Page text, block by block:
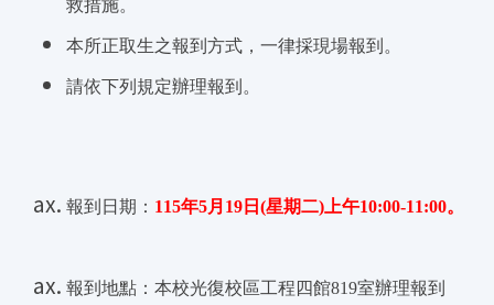
救措施。
本所正取生之報到方式，一律採現場報到。
請依下列規定辦理報到。
報到日期： 115年5月19日(星期二)上午10:00-11:00。
報到地點：本校光復校區工程四館819室辦理報到